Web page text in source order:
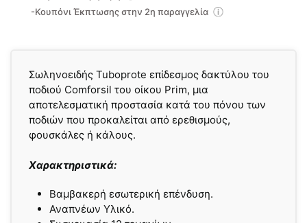
Σωληνοειδής Tuboprote επίδεσμος δακτύλου του
ποδιού Comforsil του οίκου Prim, μια
αποτελεσματική προστασία κατά του πόνου των
ποδιών που προκαλείται από ερεθισμούς,
φουσκάλες ή κάλους.
Χαρακτηριστικά:
Βαμβακερή εσωτερική επένδυση.
Αναπνέων Υλικό.
-Κουπόνι Έκπτωσης στην 2η παραγγελία